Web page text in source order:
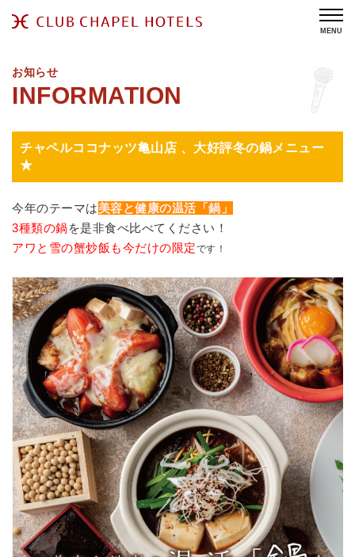
MENU
お知らせ
チャペルココナッツ亀山店 、大好評冬の鍋メニュー
★
今年のテーマは美容と健康の温活「鍋」
3種類の鍋を是非食べ比べてください！
アワと雪の蟹炒飯も今だけの限定です！